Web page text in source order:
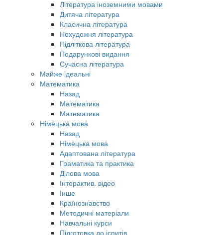
Література іноземними мовами
Дитяча література
Класична література
Нехудожня література
Підліткова література
Подарункові видання
Сучасна література
Майже ідеальні
Математика
Назад
Математика
Математика
Німецька мова
Назад
Німецька мова
Адаптована література
Граматика та практика
Ділова мова
Інтерактив. відео
Інше
Країнознавство
Методичні матеріали
Навчальні курси
Підготовка до іспитів